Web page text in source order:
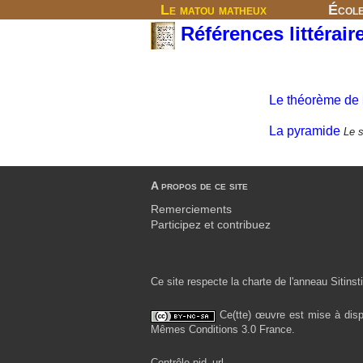
Le matou matheux
Références
Le théorème
La pyramide Le
A propos de ce site
Remerciements
Participez et contribuez
Ce site respecte la charte de l'anneau
Ce(tte) œuvre est mise à
Mêmes Conditions 3.0 France.